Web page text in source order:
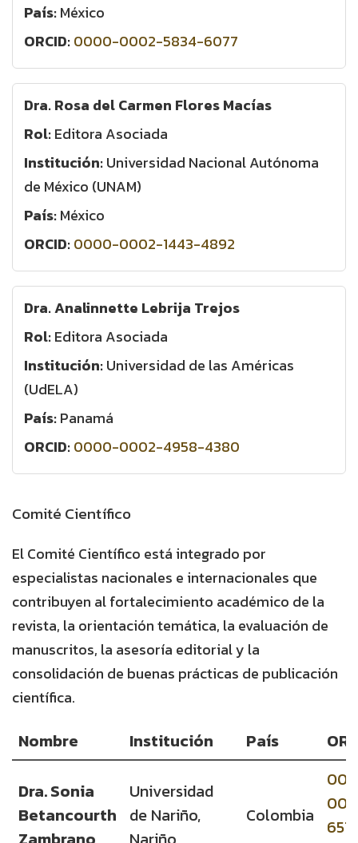
País:México
ORCID:0000-0002-5834-6077
Dra. Rosa del Carmen Flores Macías
Rol:Editora Asociada
Institución:Universidad Nacional Autónoma
de México (UNAM)
País:México
ORCID:0000-0002-1443-4892
Dra. Analinnette Lebrija Trejos
Rol:Editora Asociada
Institución:Universidad de las Américas
(UdELA)
País:Panamá
ORCID:0000-0002-4958-4380
Comité Científico
El Comité Científico está integrado por
especialistas nacionales e internacionales que
contribuyen al fortalecimiento académico de la
revista, la orientación temática, la evaluación de
manuscritos, la asesoría editorial y la
consolidación de buenas prácticas de publicación
científica.
Nombre Institución País
Dra. Sonia
Betancourth
Universidad
de Nariño,
Colombia